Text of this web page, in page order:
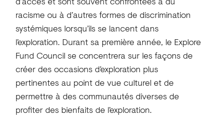
racisme ou à d’autres formes de discrimination
systémiques lorsqu’ils se lancent dans
l’exploration. Durant sa première année, le Explore
Fund Council se concentrera sur les façons de
créer des occasions d’exploration plus
pertinentes au point de vue culturel et de
permettre à des communautés diverses de
profiter des bienfaits de l’exploration.